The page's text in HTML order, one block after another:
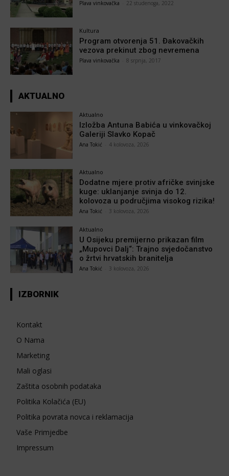
Plava vinkovačka 22 studenoga, 2022
Kultura
Program otvorenja 51. Đakovačkih
vezova prekinut zbog nevremena
Plava vinkovačka 8 srpnja, 2017
AKTUALNO
Aktualno
Izložba Antuna Babića u vinkovačkoj
Galeriji Slavko Kopač
Ana Tokić 4 kolovoza, 2026
Aktualno
Dodatne mjere protiv afričke svinjske
kuge: uklanjanje svinja do 12.
kolovoza u područjima visokog rizika!
Ana Tokić 3 kolovoza, 2026
Aktualno
U Osijeku premijerno prikazan film
„Mupovci Dalj“: Trajno svjedočanstvo
o žrtvi hrvatskih branitelja
Ana Tokić 3 kolovoza, 2026
IZBORNIK
Kontakt
O Nama
Marketing
Mali oglasi
Zaštita osobnih podataka
Politika Kolačića (EU)
Politika povrata novca i reklamacija
Vaše Primjedbe
Impressum